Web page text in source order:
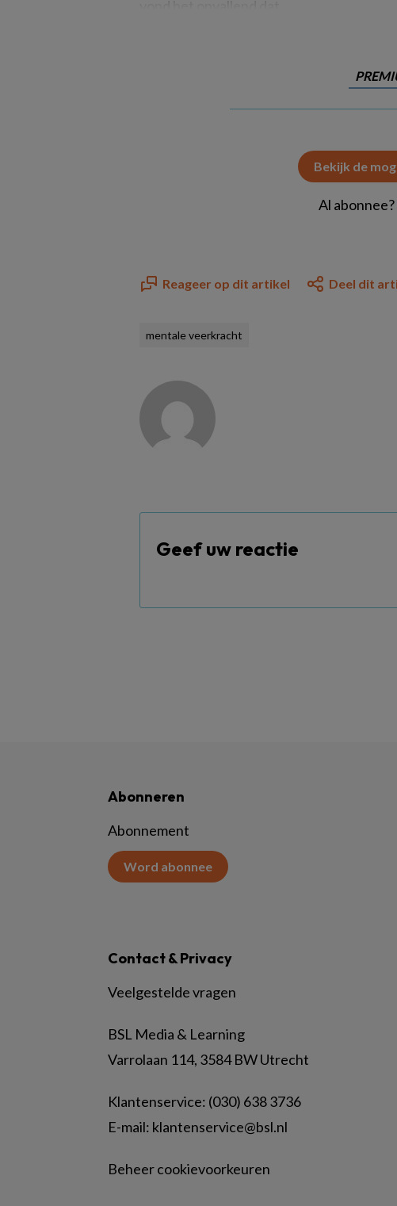
Bekijk de
Al abonnee?
Reageer op dit artikel Deel dit
mentale veerkracht
Geef uw reactie
Abonneren
Abonnement
Word abonnee
Contact & Privacy
Veelgestelde vragen
BSL Media & Learning
Varrolaan 114, 3584 BW Utrecht
Klantenservice: (030) 638 3736
E-mail: klantenservice@bsl.nl
Beheer cookievoorkeuren